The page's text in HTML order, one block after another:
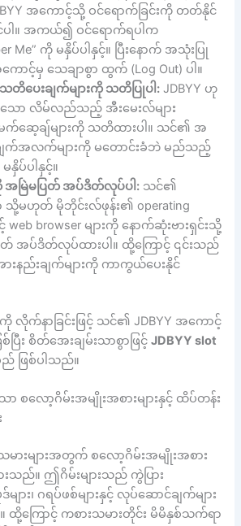
အကောင့်သို့ ဝင်ရောက်ခြင်းကို တတ်နိုင်
ပါ။ အကယ်၍ ဝင်ရောက်ရပါက
Me” ကို မနှိပ်ပါနှင့်။ ပြီးနောက် အသုံးပြု
ကောင့်မှ သေချာစွာ ထွက် (Log Out) ပါ။
သတိပေးချက်များကို သတိပြုပါ: JDBYY ဟု
ော လိမ်လည်သည့် အီးမေးလ်များ
ဆေ့ချ်များကို သတိထားပါ။ သင်၏ အ
က်အလက်များကို မတောင်းခံဘဲ မည်သည့်
နှိပ်ပါနှင့်။
မြဲမပြတ် အပ်ဒိတ်လုပ်ပါ: သင်၏
သို့မဟုတ် မိုဘိုင်းလ်ဖုန်း၏ operating
web browser များကို နောက်ဆုံးဗားရှင်းသို့
ြတ် အပ်ဒိတ်လုပ်ထားပါ။ ထို့ကြောင့် ၎င်းသည်
းနည်းချက်များကို ကာကွယ်ပေးနိုင်
လိုက်နာခြင်းဖြင့် သင်၏ JDBYY အကောင့်
ြီး စိတ်အေးချမ်းသာစွာဖြင့်JDBYY slot
ည် ဖြစ်ပါသည်။
ာ စလော့ဂိမ်းအမျိုးအစားများနှင့် ထိပ်တန်း
မားများအတွက် စလော့ဂိမ်းအမျိုးအစား
ားသည်။ ဤဂိမ်းများသည် ကွဲပြား
များ၊ ဂရပ်ဖစ်များနှင့် လုပ်ဆောင်ချက်များ
ထို့ကြောင့် ကစားသမားတိုင်း မိမိနှစ်သက်ရာ